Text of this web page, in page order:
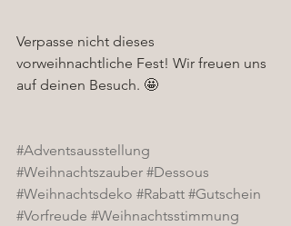
Verpasse nicht dieses
vorweihnachtliche Fest! Wir freuen uns
auf deinen Besuch. 🤩
#Adventsausstellung
#Weihnachtszauber #Dessous
#Weihnachtsdeko #Rabatt #Gutschein
#Vorfreude #Weihnachtsstimmung